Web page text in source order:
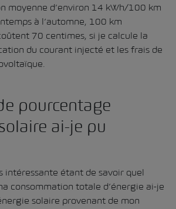
moyenne d’environ 14 kWh/100 km
à l’automne, 100 km
70 centimes, si je calcule la
du courant injecté et les frais de
pourcentage
ai-je pu
intéressante étant de savoir quel
consommation totale d’énergie ai-je
solaire provenant de mon